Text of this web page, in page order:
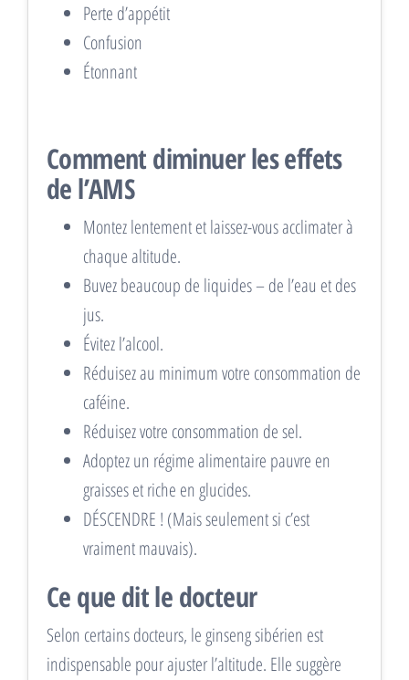
Perte d’appétit
Confusion
Étonnant
Comment diminuer les effets
de l’AMS
Montez lentement et laissez-vous acclimater à
chaque altitude.
Buvez beaucoup de liquides – de l’eau et des
jus.
Évitez l’alcool.
Réduisez au minimum votre consommation de
caféine.
Réduisez votre consommation de sel.
Adoptez un régime alimentaire pauvre en
graisses et riche en glucides.
DÉSCENDRE ! (Mais seulement si c’est
vraiment mauvais).
Ce que dit le docteur
Selon certains docteurs, le ginseng sibérien est
indispensable pour ajuster l’altitude. Elle suggère